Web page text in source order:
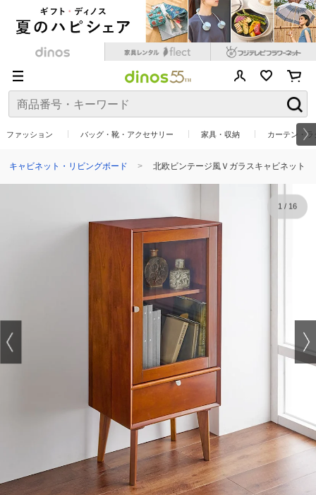
ファッション バッグ・靴・アクセサリー 家具・収納 カーテン・
キャビネット・リビングボード 北欧ビンテージ風Ｖガラスキャビネット
1/ 16